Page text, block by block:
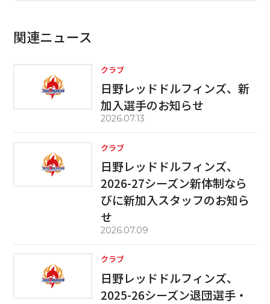
関連ニュース
クラブ
日野レッドドルフィンズ、新
加入選手のお知らせ
2026.07.13
クラブ
日野レッドドルフィンズ、
2026-27シーズン新体制なら
びに新加入スタッフのお知ら
せ
2026.07.09
クラブ
日野レッドドルフィンズ、
2025-26シーズン退団選手・